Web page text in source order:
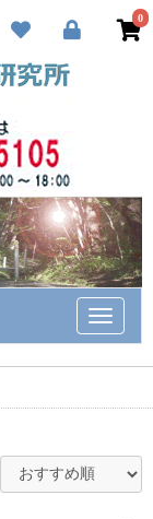
0
Toggle